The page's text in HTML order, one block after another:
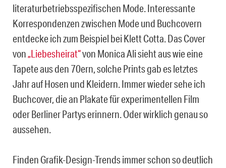
literaturbetriebsspezifischen Mode. Interessante
Korrespondenzen zwischen Mode und Buchcovern
entdecke ich zum Beispiel bei Klett Cotta. Das Cover
von„Liebesheirat“von Monica Ali sieht aus wie eine
Tapete aus den 70ern, solche Prints gab es letztes
Jahr auf Hosen und Kleidern. Immer wieder sehe ich
Buchcover, die an Plakate für experimentellen Film
oder Berliner Partys erinnern. Oder wirklich genau so
aussehen.
Finden Grafik-Design-Trends immer schon so deutlich